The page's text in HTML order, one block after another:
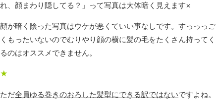
れ、顔まわり隠してる？」って写真は大体暗く見えます×
顔が暗く陰った写真はウケが悪くていい事なしです。すっっっご
くもったいないのでむりやり顔の横に髪の毛をたくさん持ってく
るのはオススメできません。
★
ただ全員ゆる巻きのおろした髪型にできる訳ではないですよね。